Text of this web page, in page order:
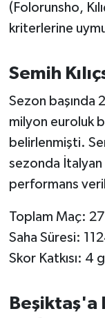
(Folorunsho,
kriterlerine
Semih
Sezon başında
milyon euroluk
belirlenmişti.
sezonda İtalyan
performans
Toplam Maç:
Saha Süresi:
Skor Katkısı: 4
Beşiktaş'a
Savaştepe
SİYASET
Sındırgı
SPOR
Susurluk
TARİHTE